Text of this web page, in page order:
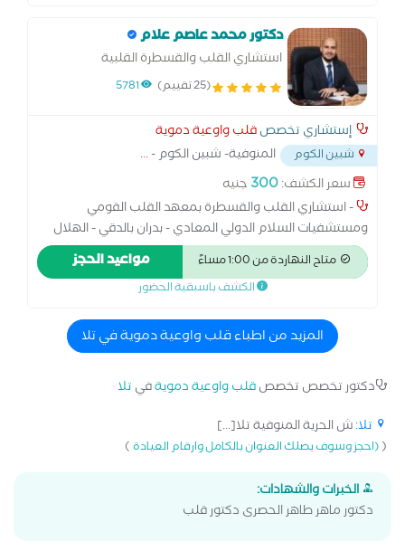
دكتور محمد عاصم علام
استشاري القلب والقسطرة القلبية
(25 تقييم) 5781
إستشاري تخصصقلب واوعية دموية
شبين الكوم المنوفية- شبين الكوم -...
سعر الكشف:300 جنيه
- استشاري القلب والقسطرة بمعهد القلب القومي
ومستشفيات السلام الدولي المعادي - بدران بالدقي - الهلال
العسكري بالمهندسين- التأمين الصحي بالمنوفية - دكتوراة
القلب والقسطرة جامعة بنها - عضو الجمعية الاوروبية
لقسطرة الشرايين التاجية - عضو الجمعية المصرية لامراض
متاح النهاردة من 1:00 مساءً مواعيد الحجز
الكشف باسبقية الحضور
المزيد من اطباء قلب واوعية دموية في تلا
دكتور تخصص تخصصقلب واوعية دمويةفي تلا
تلا: ش الحرية المنوفية تلا[...]
((احجز وسوف يصلك العنوان بالكامل وارقام العيادة)
الخبرات والشهادات:
دكتور ماهر طاهر الحصرى دكتور قلب